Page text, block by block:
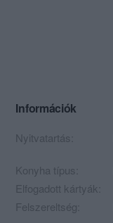
Információk
Nyitvatartás:
Konyha típus:
Elfogadott kártyák:
Felszereltség: